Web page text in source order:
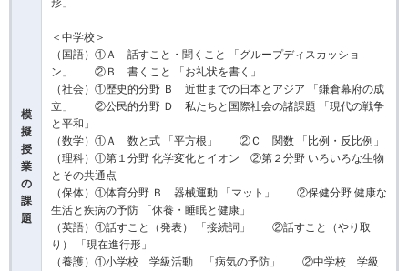
模
擬
授
業
の
課
題
形」
＜中学校＞
（国語）①Ａ 話すこと・聞くこと 「グループディスカッショ
ン」 ②Ｂ 書くこと 「お礼状を書く」
（社会）①歴史的分野 Ｂ 近世までの日本とアジア 「鎌倉幕府の成
立」 ②公民的分野 Ｄ 私たちと国際社会の諸課題 「現代の戦争
と平和」
（数学）①Ａ 数と式 「平方根」 ②Ｃ 関数 「比例・反比例」
（理科）①第１分野 化学変化とイオン ②第２分野 いろいろな生物
とその共通点
（保体）①体育分野 Ｂ 器械運動 「マット」 ②保健分野 健康な
生活と疾病の予防 「休養・睡眠と健康」
（英語）①話すこと（発表） 「接続詞」 ②話すこと（やり取
り） 「現在進行形」
（養護）①小学校 学級活動 「病気の予防」 ②中学校 学級